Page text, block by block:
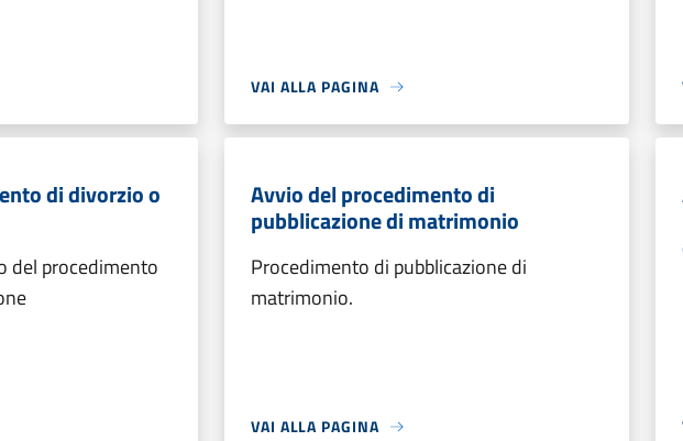
VAI ALLA PAGINA
di divorzio o
del procedimento
Avvio del procedimento di
pubblicazione di matrimonio
Procedimento di pubblicazione di
matrimonio.
VAI ALLA PAGINA